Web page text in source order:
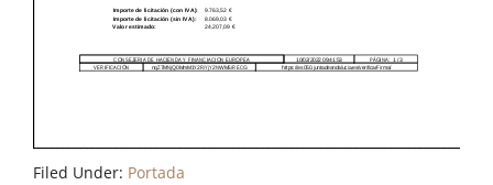
Filed Under: Portada